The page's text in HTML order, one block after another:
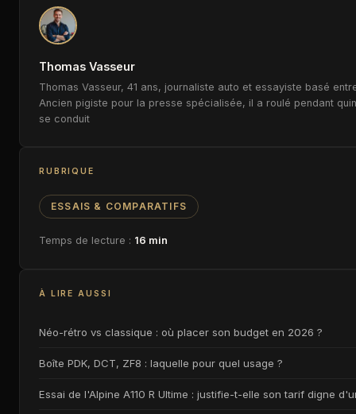
Thomas Vasseur
Thomas Vasseur, 41 ans, journaliste auto et essayiste basé
Ancien pigiste pour la presse spécialisée, il a roulé pendant
se conduit
RUBRIQUE
ESSAIS & COMPARATIFS
Temps de lecture : 16 min
À LIRE AUSSI
Néo-rétro vs classique : où placer son budget en 2026 ?
Boîte PDK, DCT, ZF8 : laquelle pour quel usage ?
Essai de l'Alpine A110 R Ultime : justifie-t-elle son tarif digne